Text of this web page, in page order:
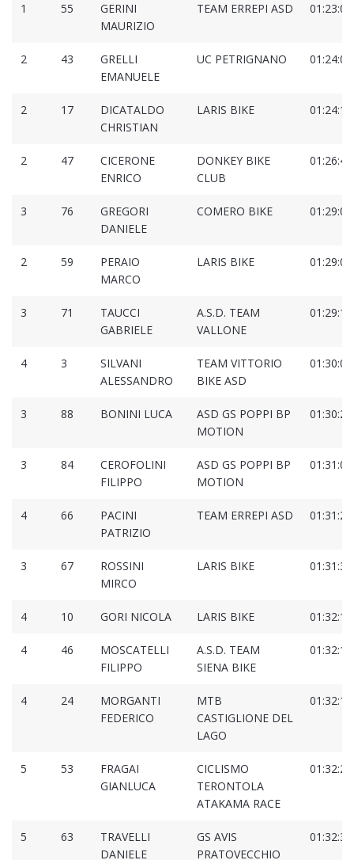
1 55
GERINI
MAURIZIO
TEAM ERREPI ASD
2 43
GRELLI
EMANUELE
UC PETRIGNANO
2 17
DICATALDO
CHRISTIAN
LARIS BIKE
2 47
CICERONE
ENRICO
DONKEY BIKE
CLUB
3 76
GREGORI
DANIELE
COMERO BIKE
2 59
PERAIO
MARCO
LARIS BIKE
3 71
TAUCCI
GABRIELE
A.S.D. TEAM
VALLONE
4 3
SILVANI
ALESSANDRO
TEAM VITTORIO
BIKE ASD
3 88 BONINI LUCA
ASD GS POPPI BP
MOTION
3 84
CEROFOLINI
FILIPPO
ASD GS POPPI BP
MOTION
4 66
PACINI
PATRIZIO
TEAM ERREPI ASD
3 67
ROSSINI
MIRCO
LARIS BIKE
4 10 GORI NICOLA LARIS BIKE
4 46
MOSCATELLI
FILIPPO
A.S.D. TEAM
SIENA BIKE
4 24
MORGANTI
FEDERICO
MTB
CASTIGLIONE DEL
LAGO
5 53
FRAGAI
GIANLUCA
CICLISMO
TERONTOLA
ATAKAMA RACE
5 63
TRAVELLI
DANIELE
GS AVIS
PRATOVECCHIO